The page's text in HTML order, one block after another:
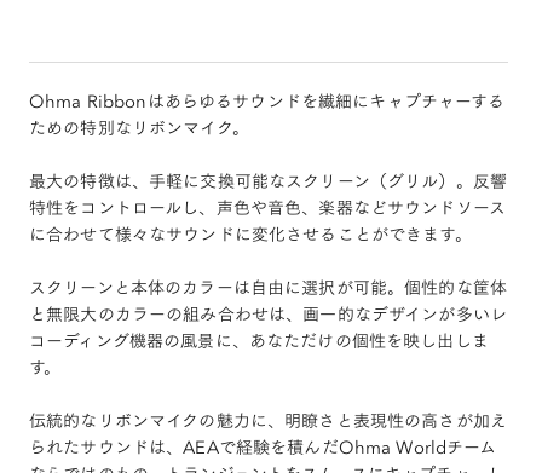
Ohma Ribbonはあらゆるサウンドを繊細にキャプチャーする
ための特別なリボンマイク。
最大の特徴は、手軽に交換可能なスクリーン（グリル）。反響
特性をコントロールし、声色や音色、楽器などサウンドソース
に合わせて様々なサウンドに変化させることができます。
スクリーンと本体のカラーは自由に選択が可能。個性的な筐体
と無限大のカラーの組み合わせは、画一的なデザインが多いレ
コーディング機器の風景に、あなただけの個性を映し出しま
す。
伝統的なリボンマイクの魅力に、明瞭さと表現性の高さが加え
られたサウンドは、AEAで経験を積んだOhma Worldチーム